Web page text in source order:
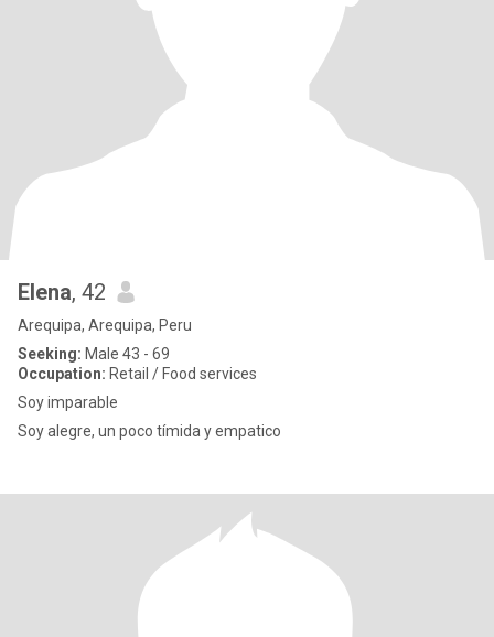
Elena, 42
Arequipa, Arequipa, Peru
Seeking: Male 43 - 69
Occupation: Retail / Food services
Soy imparable
Soy alegre, un poco tímida y empatico